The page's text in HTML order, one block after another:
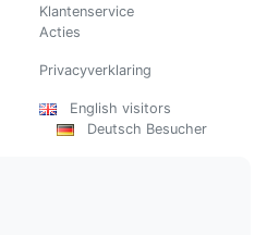
Klantenservice
Acties
Privacyverklaring
English visitors
Deutsch Besucher